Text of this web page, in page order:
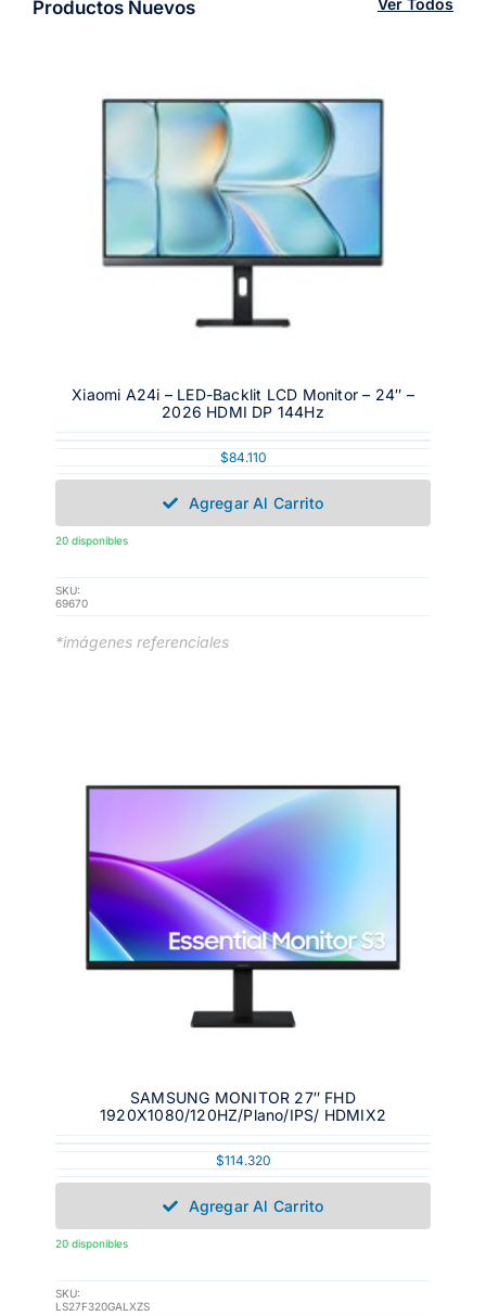
Productos Nuevos
Xiaomi A24i – LED-Backlit LCD Monitor – 24″ –
2026 HDMI DP 144Hz
$84.110
Agregar Al Carrito
20 disponibles
SKU:
69670
*imágenes referenciales
SAMSUNG MONITOR 27″ FHD
1920X1080/120HZ/Plano/IPS/ HDMIX2
$114.320
Agregar Al Carrito
20 disponibles
SKU:
LS27F320GALXZS